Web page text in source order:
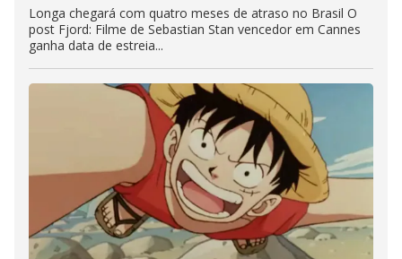
Longa chegará com quatro meses de atraso no Brasil O
post Fjord: Filme de Sebastian Stan vencedor em Cannes
ganha data de estreia...